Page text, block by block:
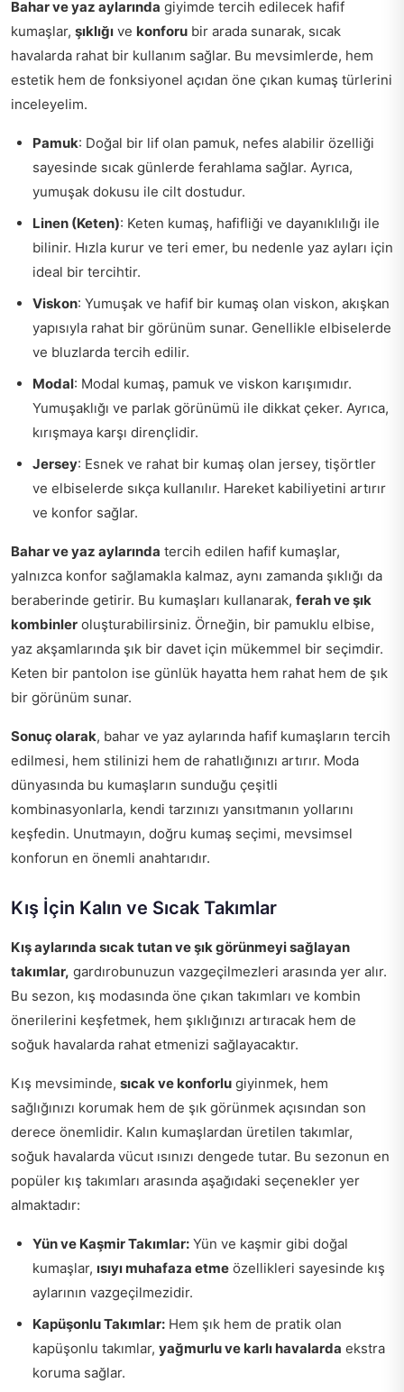
Bahar ve yaz aylarında giyimde tercih edilecek hafif
kumaşlar, şıklığı ve konforu bir arada sunarak, sıcak
havalarda rahat bir kullanım sağlar. Bu mevsimlerde, hem
estetik hem de fonksiyonel açıdan öne çıkan kumaş türlerini
inceleyelim.
Pamuk: Doğal bir lif olan pamuk, nefes alabilir özelliği
sayesinde sıcak günlerde ferahlama sağlar. Ayrıca,
yumuşak dokusu ile cilt dostudur.
Linen (Keten): Keten kumaş, hafifliği ve dayanıklılığı ile
bilinir. Hızla kurur ve teri emer, bu nedenle yaz ayları için
ideal bir tercihtir.
Viskon: Yumuşak ve hafif bir kumaş olan viskon, akışkan
yapısıyla rahat bir görünüm sunar. Genellikle elbiselerde
ve bluzlarda tercih edilir.
Modal: Modal kumaş, pamuk ve viskon karışımıdır.
Yumuşaklığı ve parlak görünümü ile dikkat çeker. Ayrıca,
kırışmaya karşı dirençlidir.
Jersey: Esnek ve rahat bir kumaş olan jersey, tişörtler
ve elbiselerde sıkça kullanılır. Hareket kabiliyetini artırır
ve konfor sağlar.
Bahar ve yaz aylarında tercih edilen hafif kumaşlar,
yalnızca konfor sağlamakla kalmaz, aynı zamanda şıklığı da
beraberinde getirir. Bu kumaşları kullanarak, ferah ve şık
kombinler oluşturabilirsiniz. Örneğin, bir pamuklu elbise,
yaz akşamlarında şık bir davet için mükemmel bir seçimdir.
Keten bir pantolon ise günlük hayatta hem rahat hem de şık
bir görünüm sunar.
Sonuç olarak, bahar ve yaz aylarında hafif kumaşların tercih
edilmesi, hem stilinizi hem de rahatlığınızı artırır. Moda
dünyasında bu kumaşların sunduğu çeşitli
kombinasyonlarla, kendi tarzınızı yansıtmanın yollarını
keşfedin. Unutmayın, doğru kumaş seçimi, mevsimsel
konforun en önemli anahtarıdır.
Kış İçin Kalın ve Sıcak Takımlar
Kış aylarında sıcak tutan ve şık görünmeyi sağlayan
takımlar, gardırobunuzun vazgeçilmezleri arasında yer alır.
Bu sezon, kış modasında öne çıkan takımları ve kombin
önerilerini keşfetmek, hem şıklığınızı artıracak hem de
soğuk havalarda rahat etmenizi sağlayacaktır.
Kış mevsiminde, sıcak ve konforlu giyinmek, hem
sağlığınızı korumak hem de şık görünmek açısından son
derece önemlidir. Kalın kumaşlardan üretilen takımlar,
soğuk havalarda vücut ısınızı dengede tutar. Bu sezonun en
popüler kış takımları arasında aşağıdaki seçenekler yer
almaktadır:
Yün ve Kaşmir Takımlar: Yün ve kaşmir gibi doğal
kumaşlar, ısıyı muhafaza etme özellikleri sayesinde kış
aylarının vazgeçilmezidir.
Kapüşonlu Takımlar: Hem şık hem de pratik olan
kapüşonlu takımlar, yağmurlu ve karlı havalarda ekstra
koruma sağlar.